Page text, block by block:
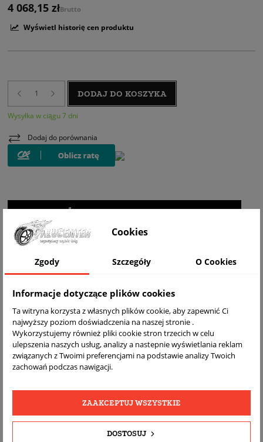
4 068,15 złBrutto
Wyświetl historię cen produktu
DODAJ DO KOSZYKA
Wysyłka w ciągu 7 dni
Dodaj do porównania
DARMOWA
WYSYŁKA
BEZPŁATNY
REALNE
SZCZEGÓŁY PRODUKTU
Cookies
Zgody Szczegóły O Cookies
Informacje dotyczące plików cookies
Ta witryna korzysta z własnych plików cookie, aby zapewnić Ci
najwyższy poziom doświadczenia na naszej stronie .
Wykorzystujemy również pliki cookie stron trzecich w celu
ulepszenia naszych usług, analizy a nastepnie wyświetlania reklam
związanych z Twoimi preferencjami na podstawie analizy Twoich
zachowań podczas nawigacji.
DOSTOSUJ
ZAAKCEPTUJ WSZYSTKIE